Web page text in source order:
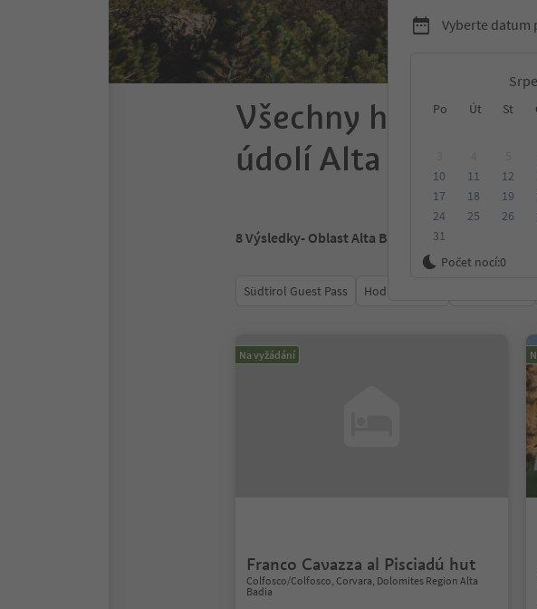
Vyberte datum
Po Út St
10
11 12
17
18 19
24
25 26
31
Počet nocí:0
Všechny horské
údolí Alta Badia
8Výsledky- Oblast Alta Badia Dolomity
Südtirol Guest Pass Hodnocení
Na vyžádání
Franco Cavazza al Pisciadú hut
Colfosco/Colfosco, Corvara, Dolomites Region Alta
Badia